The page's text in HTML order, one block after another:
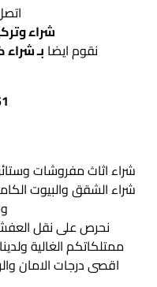
شراء
نقوم ايضا بـ
شراء اثاث مفروشات
شراء الشقق والبيوت
نحرص على نقل
ممتلكاتكم الغالية
اقصى درجات الامان